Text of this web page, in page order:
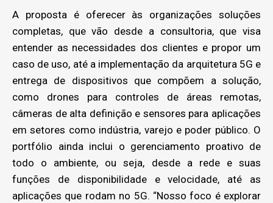
A proposta é oferecer às organizações soluções
completas, que vão desde a consultoria, que visa
entender as necessidades dos clientes e propor um
caso de uso, até a implementação da arquitetura 5G e
entrega de dispositivos que compõem a solução,
como drones para controles de áreas remotas,
câmeras de alta definição e sensores para aplicações
em setores como indústria, varejo e poder público. O
portfólio ainda inclui o gerenciamento proativo de
todo o ambiente, ou seja, desde a rede e suas
funções de disponibilidade e velocidade, até as
aplicações que rodam no 5G. “Nosso foco é explorar